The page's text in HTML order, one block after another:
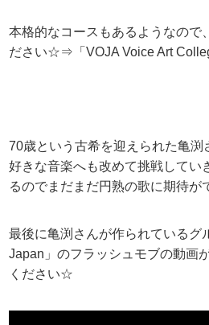
本格的なコースもあるようなので
ださい☆⇒「VOJA Voice Art
70歳という古希を迎えられた亀渕
好きな音楽へも改めて挑戦してい
るのでまだまだ円熟の歌に期待が
最後に亀渕さんが作られているグ
Japan」のフラッシュモブの動画
ください☆